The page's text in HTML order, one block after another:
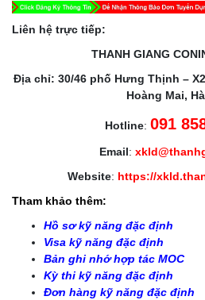
Liên hệ trực tiếp:
THANH GIANG
Địa chỉ: 30/46 phố Hưng Thịnh –
Hoàng Mai,
Hotline: 091
Email:
Website: https://
Tham khảo thêm:
Hồ sơ kỹ năng đặc định
Visa kỹ năng đặc định
Bản ghi nhớ hợp tác MOC
Kỳ thi kỹ năng đặc định
Đơn hàng kỹ năng đặc định